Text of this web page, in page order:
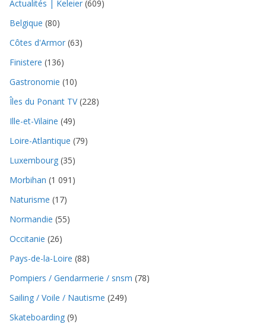
Actualités | Keleier (609)
Belgique (80)
Côtes d'Armor (63)
Finistere (136)
Gastronomie (10)
Îles du Ponant TV(228)
Ille-et-Vilaine (49)
Loire-Atlantique (79)
Luxembourg (35)
Morbihan (1 091)
Naturisme (17)
Normandie (55)
Occitanie (26)
Pays-de-la-Loire (88)
Pompiers / Gendarmerie / snsm (78)
Sailing / Voile / Nautisme (249)
Skateboarding (9)